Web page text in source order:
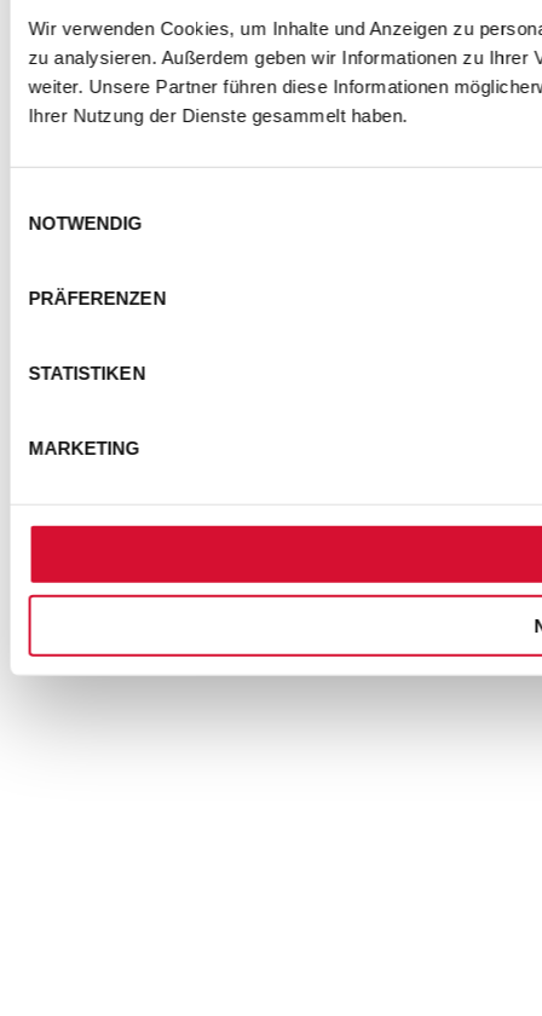
Wir verwenden Cookies, um Inhalte und Anzeigen zu
zu analysieren. Außerdem geben wir Informationen zu
weiter. Unsere Partner führen diese Informationen
Ihrer Nutzung der Dienste gesammelt haben.
NOTWENDIG
PRÄFERENZEN
STATISTIKEN
MARKETING